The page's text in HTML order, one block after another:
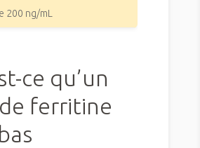
200 ng/mL
ce qu’un
ferritine